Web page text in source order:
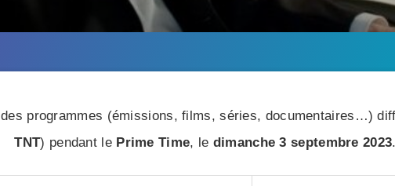
des programmes (émissions, films, séries, documentaires…)
TNT) pendant le Prime Time, le dimanche 3 septembre 2023.